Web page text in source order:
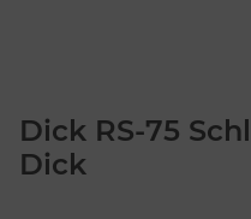
Dick RS-75
Dick